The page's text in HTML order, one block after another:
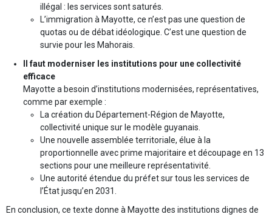
illégal : les services sont saturés.
L’immigration à Mayotte, ce n’est pas une question de
quotas ou de débat idéologique. C’est une question de
survie pour les Mahorais.
Il faut moderniser les institutions pour une collectivité
efficace
Mayotte a besoin d’institutions modernisées, représentatives,
comme par exemple :
La création du Département-Région de Mayotte,
collectivité unique sur le modèle guyanais.
Une nouvelle assemblée territoriale, élue à la
proportionnelle avec prime majoritaire et découpage en 13
sections pour une meilleure représentativité.
Une autorité étendue du préfet sur tous les services de
l’État jusqu’en 2031.
En conclusion, ce texte donne à Mayotte des institutions dignes de